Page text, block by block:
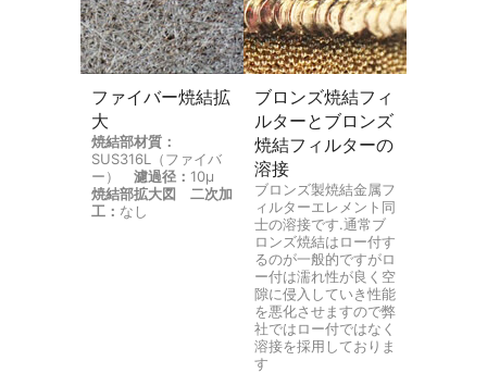
ファイバー焼結拡
大
焼結部材質：
SUS316L（ファイバ
ー） 濾過径： 10μ
焼結部拡大図
二次加
工： なし
ブロンズ焼結フィ
ルターとブロンズ
焼結フィルターの
溶接
ブロンズ製焼結金属フ
ィルターエレメント同
士の溶接です.通常ブ
ロンズ焼結はロー付す
るのが一般的ですがロ
ー付は濡れ性が良く空
隙に侵入していき性能
を悪化させますので弊
社ではロー付ではなく
溶接を採用しておりま
す